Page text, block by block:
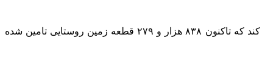
وی یادآور شد: بنیاد مسکن متعهد شده طی ۱۴۰۲ و ۱۴۰۳ به میزان یک میلیون قطعه زمین روستایی برای واگذاری به واجدان شرایط تامین کند که تاکنون ۸۳۸ هزار و ۲۷۹ قطعه زمین روستایی تامین شده